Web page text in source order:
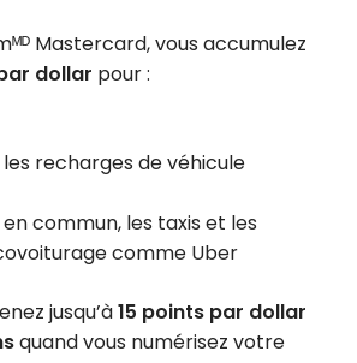
Mastercard, vous accumulez
dollar pour :
les recharges de véhicule
commun, les taxis et les
comme Uber
jusqu’à15 points par dollar
quand vous numérisez votre